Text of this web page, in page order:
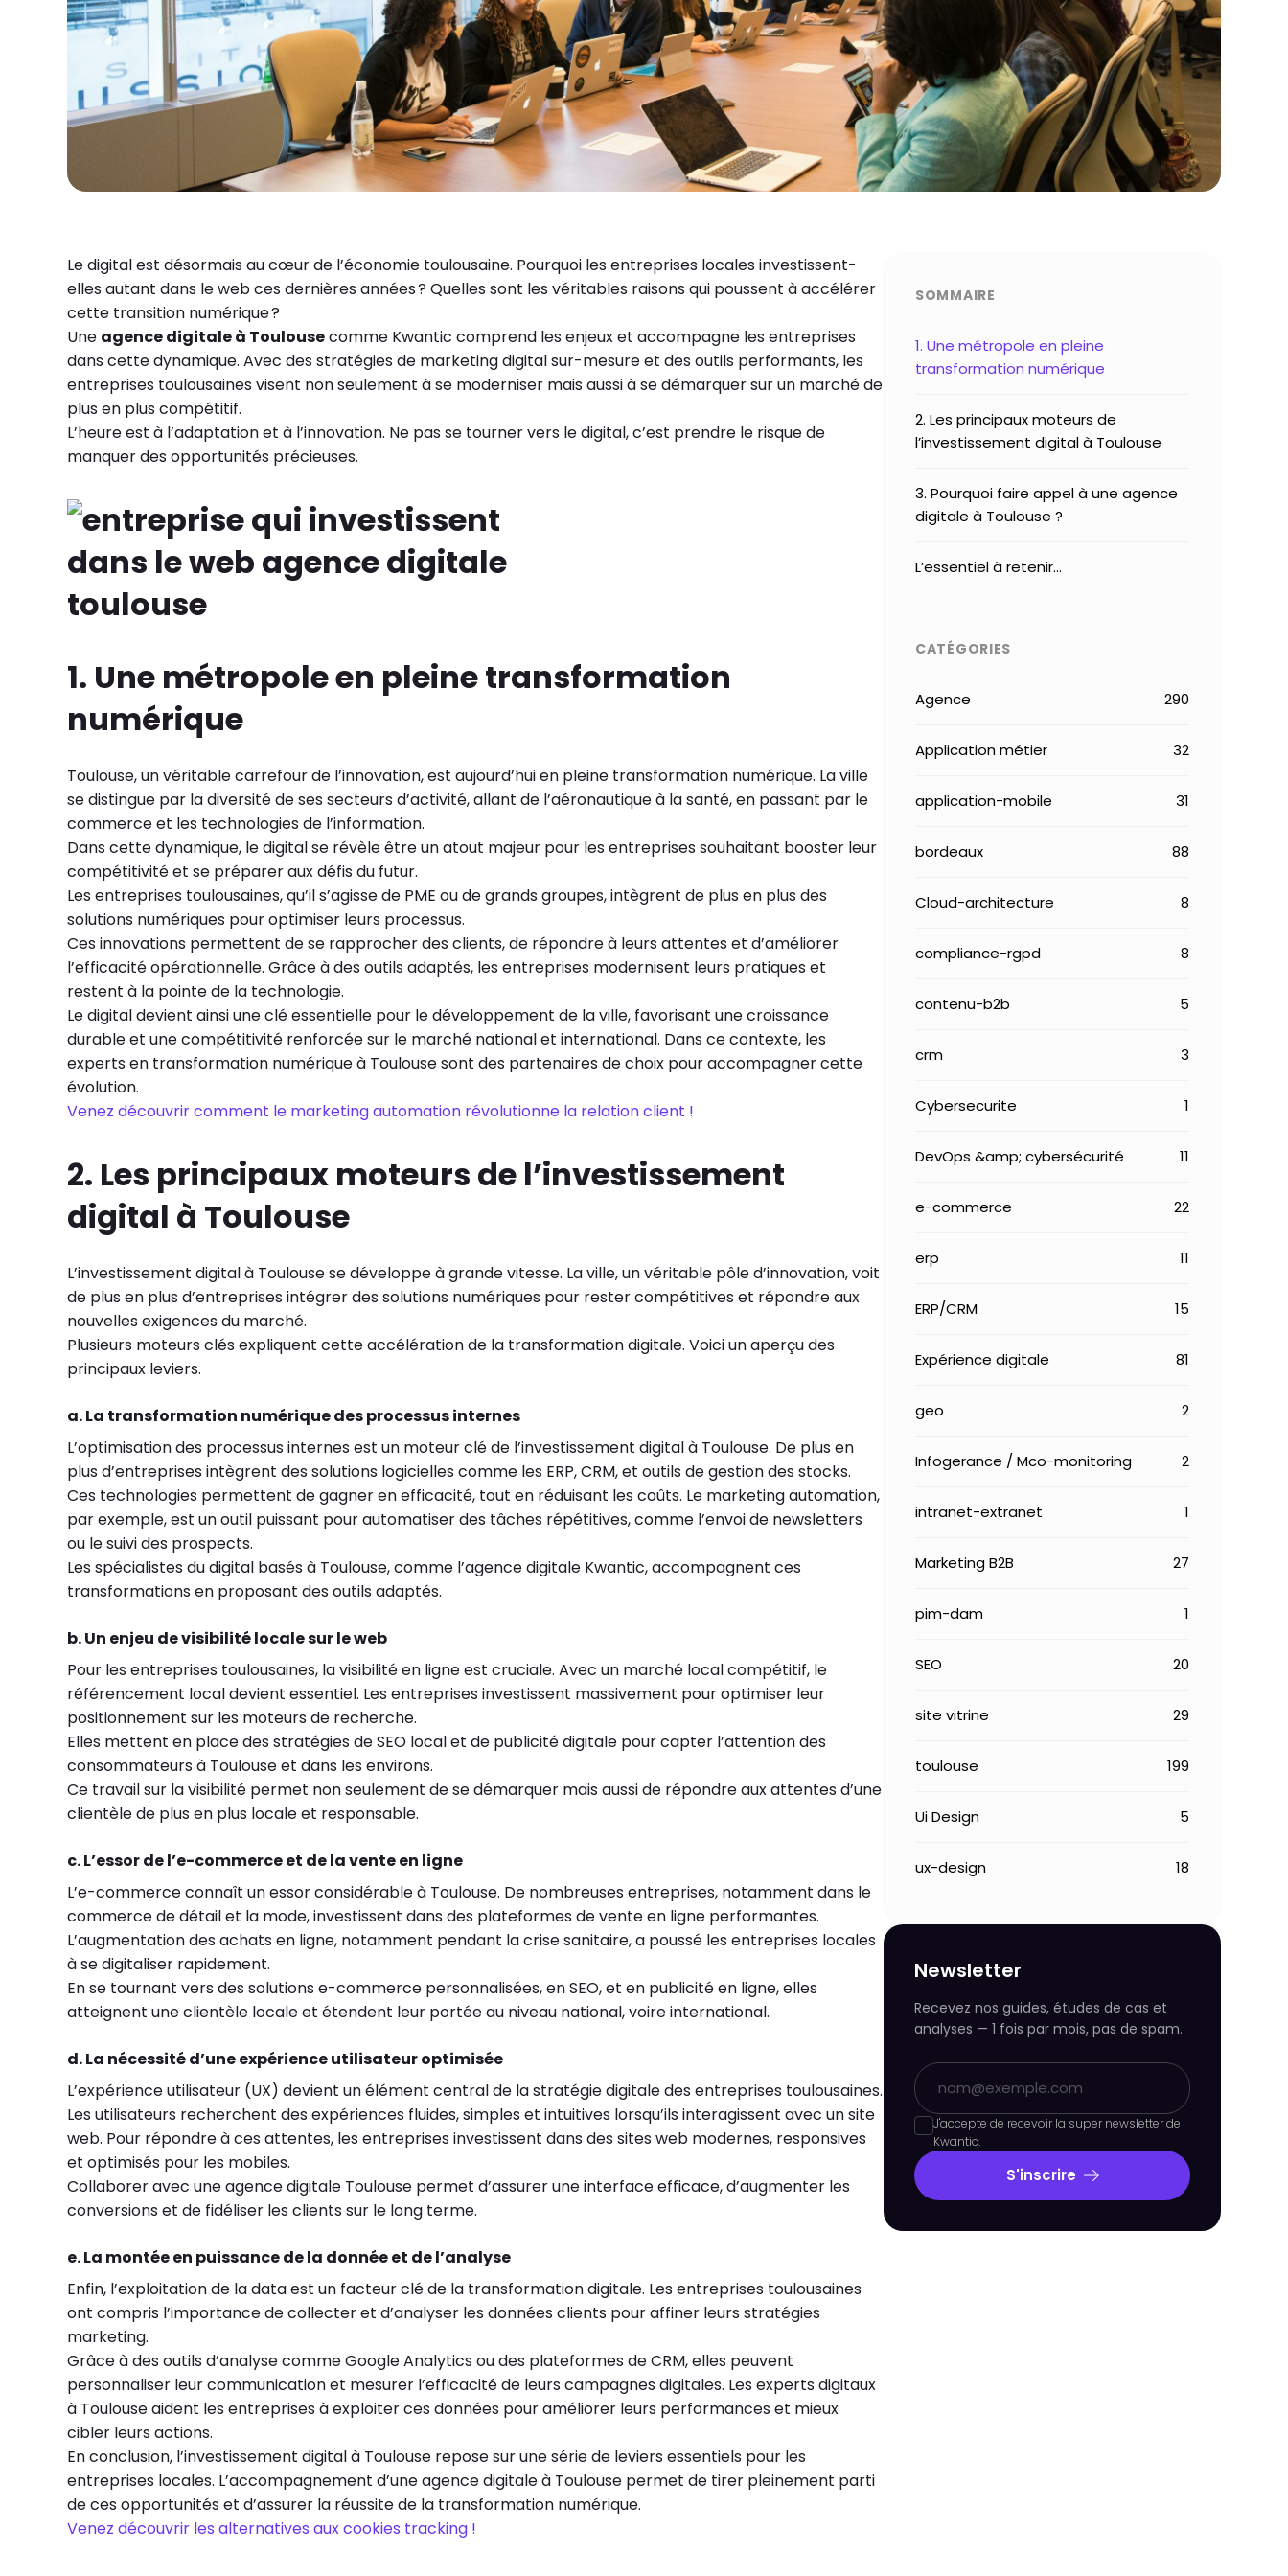
Le digital est désormais au cœur de l’économie toulousaine. Pourquoi les entreprises locales investissent-
elles autant dans le web ces dernières années ? Quelles sont les véritables raisons qui poussent à accélérer
cette transition numérique ?
Une agence digitale à Toulousecomme Kwantic comprend les enjeux et accompagne les entreprises
dans cette dynamique. Avec des stratégies de marketing digital sur-mesure et des outils performants, les
entreprises toulousaines visent non seulement à se moderniser mais aussi à se démarquer sur un marché de
plus en plus compétitif.
L’heure est à l’adaptation et à l’innovation. Ne pas se tourner vers le digital, c’est prendre le risque de
manquer des opportunités précieuses.
1. Une métropole en pleine transformation
numérique
Toulouse, un véritable carrefour de l’innovation, est aujourd’hui en pleine transformation numérique. La ville
se distingue par la diversité de ses secteurs d’activité, allant de l’aéronautique à la santé, en passant par le
commerce et les technologies de l’information.
Dans cette dynamique, le digital se révèle être un atout majeur pour les entreprises souhaitant booster leur
compétitivité et se préparer aux défis du futur.
Les entreprises toulousaines, qu’il s’agisse de PME ou de grands groupes, intègrent de plus en plus des
solutions numériques pour optimiser leurs processus.
Ces innovations permettent de se rapprocher des clients, de répondre à leurs attentes et d’améliorer
l’efficacité opérationnelle. Grâce à des outils adaptés, les entreprises modernisent leurs pratiques et
restent à la pointe de la technologie.
Le digital devient ainsi une clé essentielle pour le développement de la ville, favorisant une croissance
durable et une compétitivité renforcée sur le marché national et international. Dans ce contexte, les
experts en transformation numérique à Toulouse sont des partenaires de choix pour accompagner cette
évolution.
Venez découvrir comment le marketing automation révolutionne la relation client !
2. Les principaux moteurs de l’investissement
digital à Toulouse
L’investissement digital à Toulouse se développe à grande vitesse. La ville, un véritable pôle d’innovation, voit
de plus en plus d’entreprises intégrer des solutions numériques pour rester compétitives et répondre aux
nouvelles exigences du marché.
Plusieurs moteurs clés expliquent cette accélération de la transformation digitale. Voici un aperçu des
principaux leviers.
a. La transformation numérique des processus internes
L’optimisation des processus internes est un moteur clé de l’investissement digital à Toulouse. De plus en
plus d’entreprises intègrent des solutions logicielles comme les ERP, CRM, et outils de gestion des stocks.
Ces technologies permettent de gagner en efficacité, tout en réduisant les coûts. Le marketing automation,
par exemple, est un outil puissant pour automatiser des tâches répétitives, comme l’envoi de newsletters
ou le suivi des prospects.
Les spécialistes du digital basés à Toulouse, comme l’agence digitale Kwantic, accompagnent ces
transformations en proposant des outils adaptés.
b. Un enjeu de visibilité locale sur le web
Pour les entreprises toulousaines, la visibilité en ligne est cruciale. Avec un marché local compétitif, le
référencement local devient essentiel. Les entreprises investissent massivement pour optimiser leur
positionnement sur les moteurs de recherche.
Elles mettent en place des stratégies de SEO local et de publicité digitale pour capter l’attention des
consommateurs à Toulouse et dans les environs.
Ce travail sur la visibilité permet non seulement de se démarquer mais aussi de répondre aux attentes d’une
clientèle de plus en plus locale et responsable.
c. L’essor de l’e-commerce et de la vente en ligne
L’e-commerce connaît un essor considérable à Toulouse. De nombreuses entreprises, notamment dans le
commerce de détail et la mode, investissent dans des plateformes de vente en ligne performantes.
L’augmentation des achats en ligne, notamment pendant la crise sanitaire, a poussé les entreprises locales
à se digitaliser rapidement.
En se tournant vers des solutions e-commerce personnalisées, en SEO, et en publicité en ligne, elles
atteignent une clientèle locale et étendent leur portée au niveau national, voire international.
d. La nécessité d’une expérience utilisateur optimisée
L’expérience utilisateur (UX) devient un élément central de la stratégie digitale des entreprises toulousaines.
Les utilisateurs recherchent des expériences fluides, simples et intuitives lorsqu’ils interagissent avec un site
web. Pour répondre à ces attentes, les entreprises investissent dans des sites web modernes, responsives
et optimisés pour les mobiles.
Collaborer avec une agence digitale Toulouse permet d’assurer une interface efficace, d’augmenter les
conversions et de fidéliser les clients sur le long terme.
e. La montée en puissance de la donnée et de l’analyse
Enfin, l’exploitation de la data est un facteur clé de la transformation digitale. Les entreprises toulousaines
ont compris l’importance de collecter et d’analyser les données clients pour affiner leurs stratégies
marketing.
Grâce à des outils d’analyse comme Google Analytics ou des plateformes de CRM, elles peuvent
personnaliser leur communication et mesurer l’efficacité de leurs campagnes digitales. Les experts digitaux
à Toulouse aident les entreprises à exploiter ces données pour améliorer leurs performances et mieux
cibler leurs actions.
En conclusion, l’investissement digital à Toulouse repose sur une série de leviers essentiels pour les
entreprises locales. L’accompagnement d’une agence digitale à Toulouse permet de tirer pleinement parti
de ces opportunités et d’assurer la réussite de la transformation numérique.
Venez découvrir les alternatives aux cookies tracking !
SOMMAIRE
1. Une métropole en pleine
transformation numérique
2. Les principaux moteurs de
l’investissement digital à Toulouse
3. Pourquoi faire appel à une agence
digitale à Toulouse ?
L’essentiel à retenir…
CATÉGORIES
Agence 290
Application métier 32
application-mobile 31
bordeaux 88
Cloud-architecture 8
compliance-rgpd 8
contenu-b2b 5
crm 3
Cybersecurite 1
DevOps &amp; cybersécurité 11
e-commerce 22
erp 11
ERP/CRM 15
Expérience digitale 81
geo 2
Infogerance / Mco-monitoring 2
intranet-extranet 1
Marketing B2B 27
pim-dam 1
SEO 20
site vitrine 29
toulouse 199
Ui Design 5
ux-design 18
Newsletter
Recevez nos guides, études de cas et
analyses — 1 fois par mois, pas de spam.
J'accepte de recevoir la super newsletter de
Kwantic.
S'inscrire